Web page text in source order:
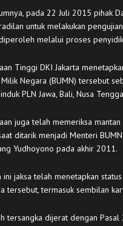
pada 22 Juli 2015 pihak
untuk melakukan
melalui proses
Tinggi DKI Jakarta
Milik Negara (BUMN) tersebut
PLN Jawa, Bali, Nusa
juga telah memeriksa
ditarik menjadi Menteri
Yudhoyono pada akhir 2011.
ini jaksa telah menetapkan
tersebut, termasuk sembilan
tersangka dijerat dengan